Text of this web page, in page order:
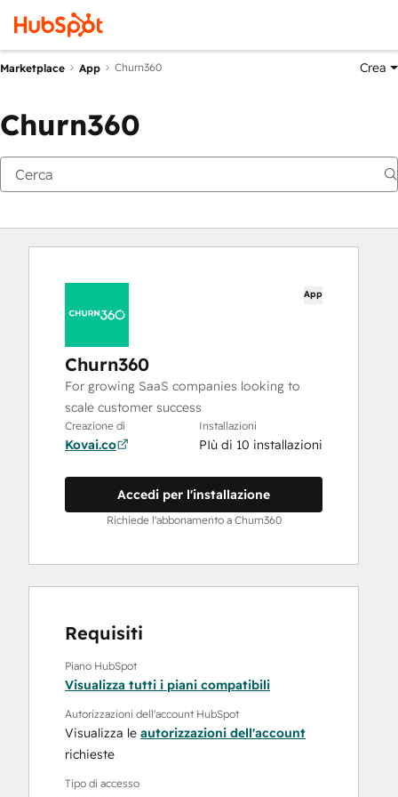
Marketplace App Churn360 Crea
Churn360
App
Churn360
For growing SaaS companies looking to
scale customer success
Creazione di
Kovai.co
Installazioni
PIù di 10 installazioni
Accedi per l'installazione
Richiede l'abbonamento a Churn360
Requisiti
Piano HubSpot
Visualizza tutti i piani compatibili
Autorizzazioni dell'account HubSpot
Visualizza le autorizzazioni dell'account
richieste
Tipo di accesso